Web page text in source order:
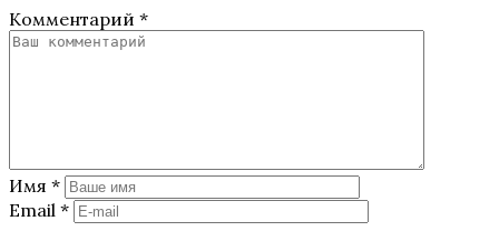
Комментарий *
Имя *
Email *